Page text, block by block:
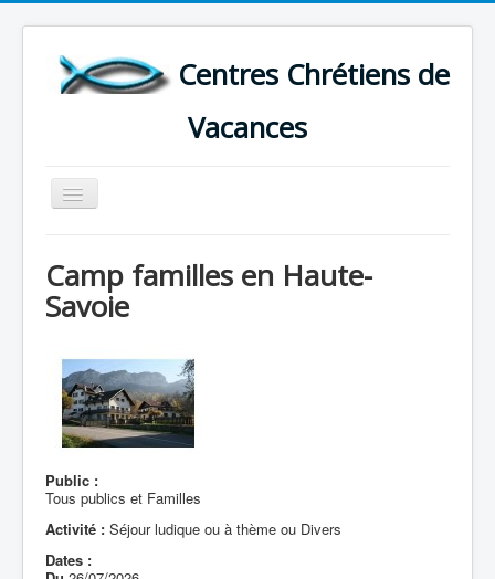
Centres Chrétiens de
Vacances
Basculer
la
CARTE DES CENTRES DE VACANCES .
LISTE DES SEJOURS DE VACANCES 2026
PLUS
Camp familles en Haute-
Savoie
Public :
Tous publics et Familles
Activité : Séjour ludique ou à thème ou Divers
Dates :